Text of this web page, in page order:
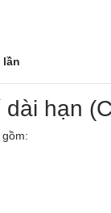
lần
hạn